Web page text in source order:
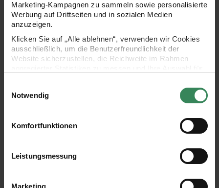
Marketing-Kampagnen zu sammeln sowie personalisierte
Werbung auf Drittseiten und in sozialen Medien
anzuzeigen.
Klicken Sie auf „Alle ablehnen“, verwenden wir Cookies
ausschließlich, um die Benutzerfreundlichkeit der
Website sicherzustellen, die Reichweite im Rahmen
Ihre Einwilligung ist freiwillig und kann jederzeit über den
Link „Cookie-Einstellungen“ im Fußbereich der Seite
verwendeten Technologien und den Empfängern der
Daten finden Sie in unserer Datenschutzerklärung.
Notwendig
Komfortfunktionen
Leistungsmessung
Marketing
025 Tanne
025
Tanne
010
020 Marine